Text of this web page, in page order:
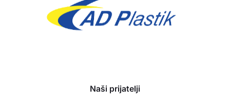
Naši prijatelji